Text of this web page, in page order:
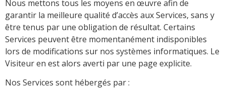
Nous mettons tous les moyens en œuvre afin de
garantir la meilleure qualité d’accès aux Services, sans y
être tenus par une obligation de résultat. Certains
Services peuvent être momentanément indisponibles
lors de modifications sur nos systèmes informatiques. Le
Visiteur en est alors averti par une page explicite.
Nos Services sont hébergés par :